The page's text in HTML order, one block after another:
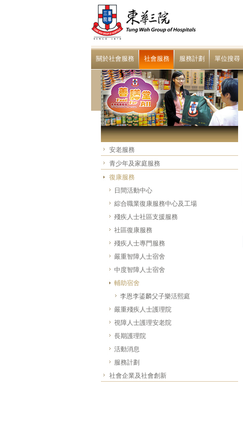
關於社會服務 社會服務 服務計劃 單位搜尋
安老服務
青少年及家庭服務
復康服務
日間活動中心
綜合職業復康服務中心及工場
殘疾人士社區支援服務
社區復康服務
殘疾人士專門服務
嚴重智障人士宿舍
中度智障人士宿舍
輔助宿舍
李恩李鋈麟父子樂活熙庭
嚴重殘疾人士護理院
視障人士護理安老院
長期護理院
活動消息
服務計劃
社會企業及社會創新